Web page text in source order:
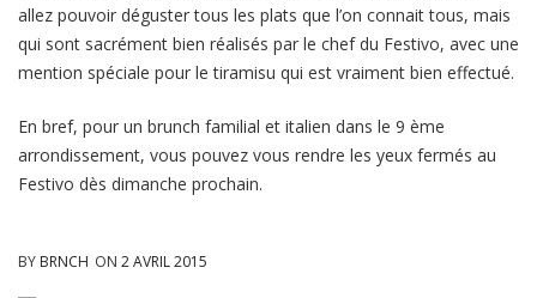
allez pouvoir déguster tous les plats que l’on connait tous, mais
qui sont sacrément bien réalisés par le chef du Festivo, avec une
mention spéciale pour le tiramisu qui est vraiment bien effectué.
En bref, pour un brunch familial et italien dans le 9 ème
arrondissement, vous pouvez vous rendre les yeux fermés au
Festivo dès dimanche prochain.
BY BRNCH ON 2 AVRIL 2015